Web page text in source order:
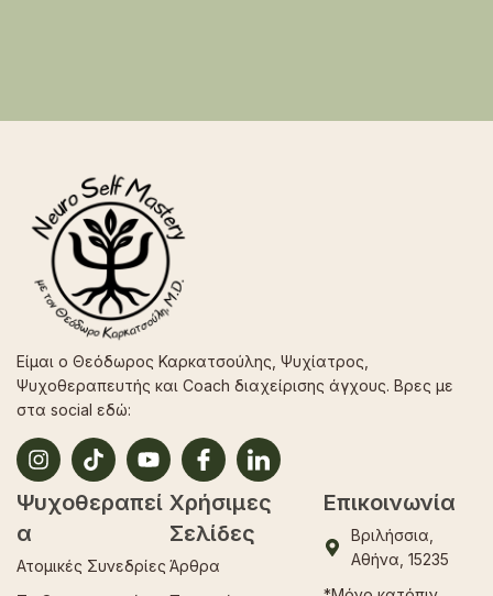
Είμαι ο Θεόδωρος Καρκατσούλης, Ψυχίατρος,
Ψυχοθεραπευτής και Coach διαχείρισης άγχους. Βρες με
στα social εδώ:
Ψυχοθεραπεί
α
Ατομικές Συνεδρίες
Χρήσιμες
Σελίδες
Άρθρα
Επικοινωνία
Βριλήσσια,
Αθήνα, 15235